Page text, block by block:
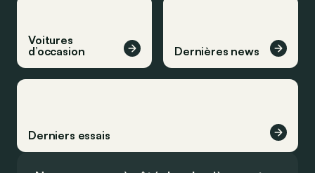
Voitures
d’occasion
Dernières news
Derniers essais